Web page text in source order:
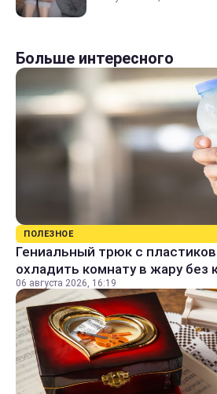
Больше интересного
ПОЛЕЗНОЕ
Гениальный трюк с
охладить комнату в жару без
06 августа 2026, 16:19